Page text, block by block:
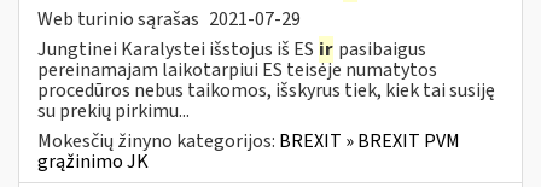
Web turinio sąrašas 2021-07-29
Jungtinei Karalystei išstojus iš ES ir pasibaigus
pereinamajam laikotarpiui ES teisėje numatytos
procedūros nebus taikomos, išskyrus tiek, kiek tai susiję
su prekių pirkimu...
Mokesčių žinyno kategorijos: BREXIT » BREXIT PVM
grąžinimo JK